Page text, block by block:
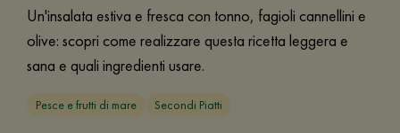
Un'insalata estiva e fresca con tonno, fagioli cannellini e
olive: scopri come realizzare questa ricetta leggera e
sana e quali ingredienti usare.
Pesce e frutti di mare Secondi Piatti